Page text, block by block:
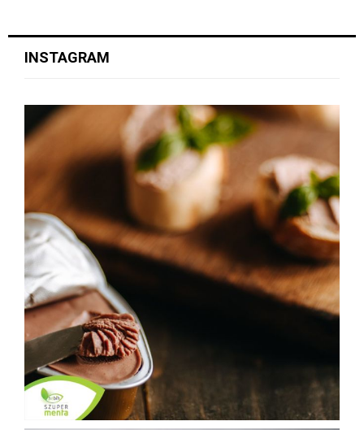
INSTAGRAM